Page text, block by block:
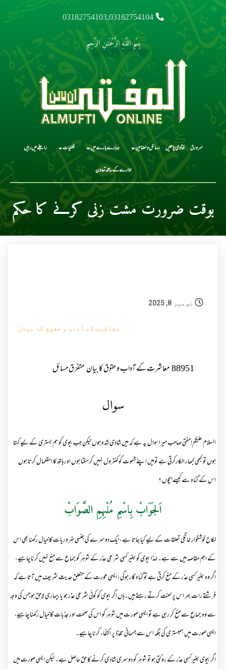
03182754103,03182754104
بِسْمِ اللَّـهِ الرَّحْمَـٰنِ الرَّحِيمِ
سرورق فتاوی پڑھیں رسائل و مضامین ہمارے بارے میں فلکیات رابطے میں رہیں
ادارے کے ساتھ تعاون
بوقت ضرورت مشت زنی کرنے کا حکم
نومبر 8, 2025
معاشرت کے آداب و حقوق کا بیان
88951معاشرت کے آداب و حقوق کا بیانمتفرّق مسائل
سوال
السلام علیکم!مفتی صاحب میرا سوال یہ ہے کہ میں شادی شدہ ہوں لیکن جب بیوی کو ہم بستری کے لیے کہتا
ہوں تو کبھی کبھار انکارکرتی ہے تومیں اپنےشہوت کوکنٹرول نہیں کرسکتا ہوں اور ہاتھ کا استعمال کرتا ہوں
اس کے گناہ سے کیسے بچوں ؟
اَلجَوَابْ بِاسْمِ مُلْہِمِ الصَّوَابْ
نکاح خوشگوار خانگی تعلقات کے لیے کیا جاتا ہے،ایک دوسرے کی جنسی ضروریات کا خیال رکھنا بھی اس
کے اہم مقاصد میں سے ہے۔ لہذا بیوی کو بغیر کسی شرعی عذر کے شوہر کو جماع سے منع نہیں کرنا چاہیے،
اگر وہ بغیر کسی عذر کے منع کرتی ہے تو گناہ گار ہوگی، ایسی عورت کے متعلق حدیث شریف میں آتا ہے کہ
فرشتے رات بھر اس پر لعنت کرتے رہتے ہیں۔ہاں اگر بیوی کو کوئی شرعی عذر ہو یا بیماری لاحق ہو جس کی وجہ
سے وہ جماع سے منع کر رہی ہے تو ایسی صورت میں شوہر کو اس کی صحت اور جذبات کا خیال رکھنا چاہیے،
ایسی صورت میں ہمبستری کی جگہ اس سے جسمانی تلذذ پر اکتفاء کرنا چاہیے۔
اگر بیوی بغیر کسی عذر کے روکتی ہو تو شوہر کو دوسری شادی کرنے کا حق حاصل ہے۔ لیکن ایسی صورت میں